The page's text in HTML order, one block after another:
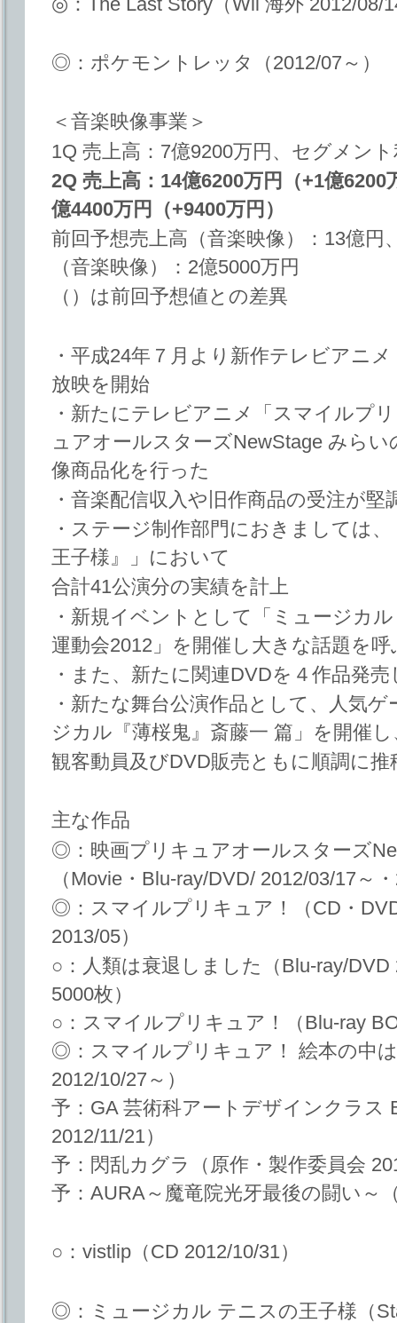
◎：ポケモントレッタ（2012/07～）
＜音楽映像事業＞
1Q 売上高：7億9200万円、セグメン
2Q 売上高：14億6200万円（+1億
億4400万円（+9400万円）
前回予想売上高（音楽映像）：13億円
（音楽映像）：2億5000万円
（）は前回予想値との差異
・平成24年７月より新作テレビアニ
放映を開始
・新たにテレビアニメ「スマイルプ
ュアオールスターズNewStage みら
像商品化を行った
・音楽配信収入や旧作商品の受注が堅
・ステージ制作部門におきましては
王子様』」において
合計41公演分の実績を計上
・新規イベントとして「ミュージカ
運動会2012」を開催し大きな話題を呼
・また、新たに関連DVDを４作品発
・新たな舞台公演作品として、人気
ジカル『薄桜鬼』斎藤一 篇」を開催し
観客動員及びDVD販売ともに順調に推
主な作品
◎：映画プリキュアオールスターズ
（Movie・Blu-ray/DVD/ 2012/03/17～
◎：スマイルプリキュア！（CD・
2013/05）
○：人類は衰退しました（Blu-ray/
5000枚）
○：スマイルプリキュア！（Blu-ray
◎：スマイルプリキュア！ 絵本の中
2012/10/27～）
予：GA 芸術科アートデザインクラス
2012/11/21）
予：閃乱カグラ（原作・製作委員会
予：AURA～魔竜院光牙最後の闘い～
○：vistlip（CD 2012/10/31）
◎：ミュージカル テニスの王子様（